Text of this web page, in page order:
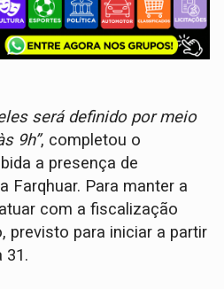
será definido por meio
9h”, completou o
a presença de
Farqhuar. Para manter a
com a fiscalização
previsto para iniciar a partir
31.